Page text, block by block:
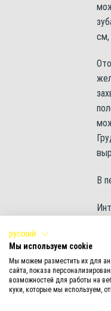
см,
В
русский
Мы используем cookie
Мы можем разместить их для
сайта, показа
возможностей для работы на
куки, которые мы используем,